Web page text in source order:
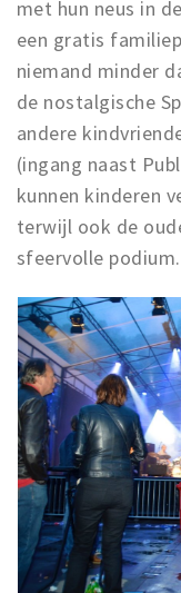
met hun neus in
een gratis
niemand minder
de nostalgische
andere
(ingang naast
kunnen kinderen
terwijl ook de
sfeervolle podium.